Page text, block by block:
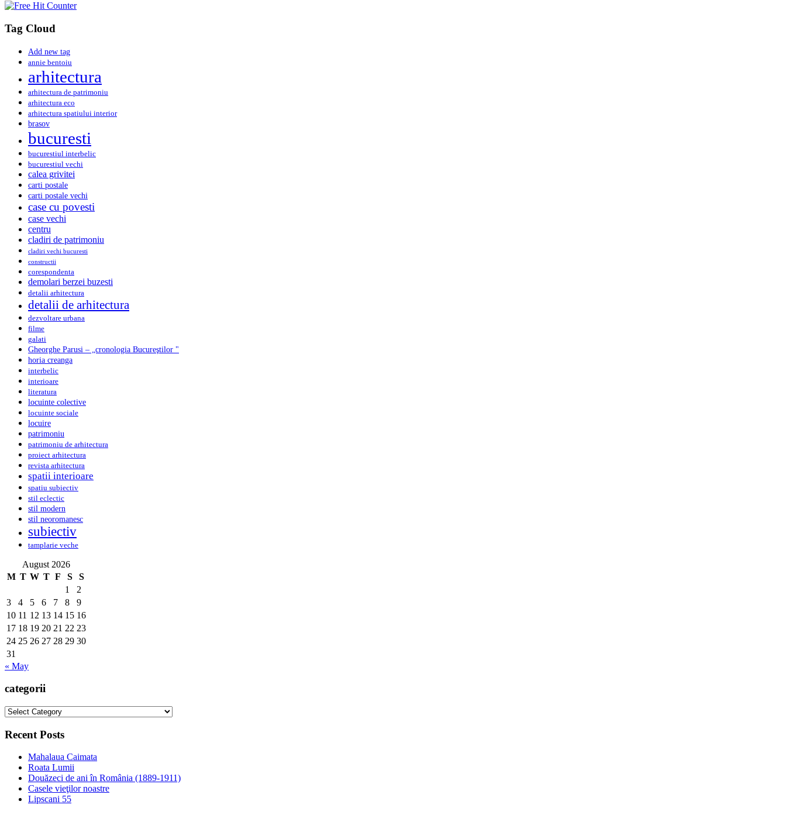
Tag Cloud
Add new tag
annie bentoiu
arhitectura
arhitectura de patrimoniu
arhitectura eco
arhitectura spatiului interior
brasov
bucuresti
bucurestiul interbelic
bucurestiul vechi
calea grivitei
carti postale
carti postale vechi
case cu povesti
case vechi
centru
cladiri de patrimoniu
cladiri vechi bucuresti
constructii
corespondenta
demolari berzei buzesti
detalii arhitectura
detalii de arhitectura
dezvoltare urbana
filme
galati
Gheorghe Parusi – „cronologia Bucureştilor "
horia creanga
interbelic
interioare
literatura
locuinte colective
locuinte sociale
locuire
patrimoniu
patrimoniu de arhitectura
proiect arhitectura
revista arhitectura
spatii interioare
spatiu subiectiv
stil eclectic
stil modern
stil neoromanesc
subiectiv
tamplarie veche
August 2026
M T W T F S
S
1
2
3
4 5 6 7 8
9
10 11 12 13 14 15 16
17 18 19 20 21 22 23
24 25 26 27 28 29 30
31
« May
categorii
categorii
Recent Posts
Mahalaua Caimata
Roata Lumii
Douăzeci de ani în România (1889-1911)
Casele vieţilor noastre
Lipscani 55